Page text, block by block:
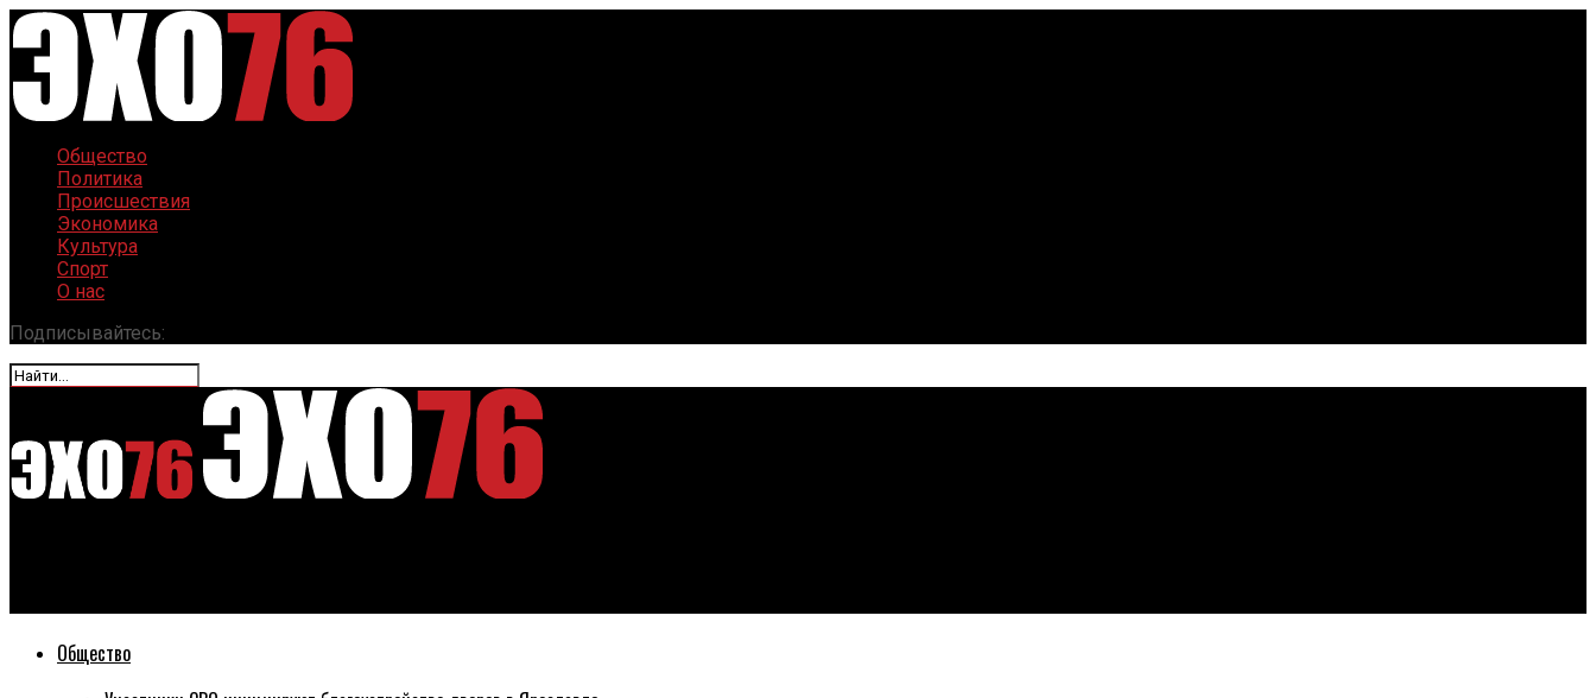
Общество
Политика
Происшествия
Экономика
Культура
Спорт
О нас
Подписывайтесь:
Общество